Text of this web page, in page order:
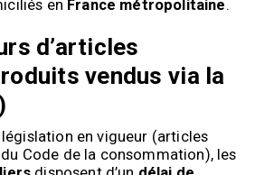
en France métropolitaine.
d’articles
vendus via la
en vigueur (articles
Code de la consommation), les